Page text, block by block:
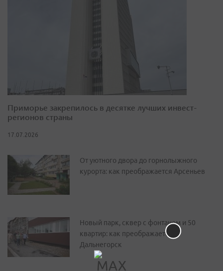
Приморье закрепилось в десятке лучших инвест-
регионов страны
17.07.2026
От уютного двора до горнолыжного
курорта: как преображается Арсеньев
Новый парк, сквер с фонтаном и 50
квартир: как преображается
Дальнегорск